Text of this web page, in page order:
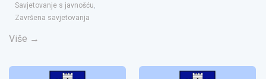
Savjetovanje s javnošću
Završena savjetovanja
Više →